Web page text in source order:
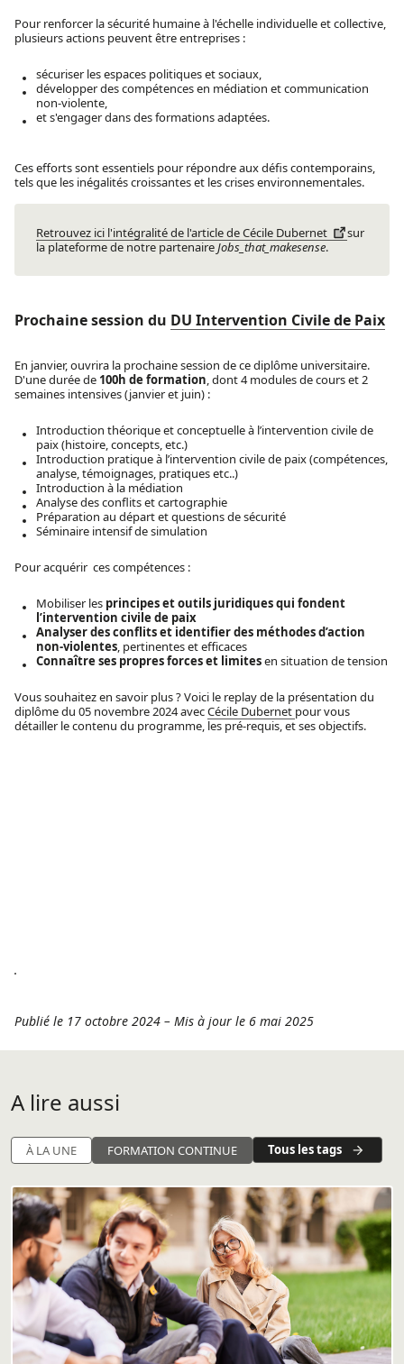
Pour renforcer la sécurité humaine à l'échelle individuelle et collective,
plusieurs actions peuvent être entreprises :
sécuriser les espaces politiques et sociaux,
développer des compétences en médiation et communication
non-violente,
et s'engager dans des formations adaptées.
Ces efforts sont essentiels pour répondre aux défis contemporains,
tels que les inégalités croissantes et les crises environnementales.
Retrouvez ici l'intégralité de l'article de Cécile Dubernet
sur
la plateforme de notre partenaire Jobs_that_makesense.
Prochaine session du DU Intervention Civile de Paix
En janvier, ouvrira la prochaine session de ce diplôme universitaire.
D'une durée de 100h de formation , dont 4 modules de cours et 2
semaines intensives (janvier et juin) :
Introduction théorique et conceptuelle à l’intervention civile de
paix (histoire, concepts, etc.)
Introduction pratique à l’intervention civile de paix (compétences,
analyse, témoignages, pratiques etc..)
Introduction à la médiation
Analyse des conflits et cartographie
Préparation au départ et questions de sécurité
Séminaire intensif de simulation
Pour acquérir ces compétences :
Mobiliser les principes et outils juridiques qui fondent
l’intervention civile de paix
Analyser des conflits et identifier des méthodes d’action
non-violentes , pertinentes et efficaces
Connaître ses propres forces et limitesen situation de tension
Vous souhaitez en savoir plus ? Voici le replay de la présentation du
diplôme du 05 novembre 2024 avecCécile Dubernet pour vous
détailler le contenu du programme, les pré-requis, et ses objectifs.
Publié le 17 octobre 2024 – Mis à jour le 6 mai 2025
A lire aussi
À LA UNE FORMATION CONTINUE Tous les tags